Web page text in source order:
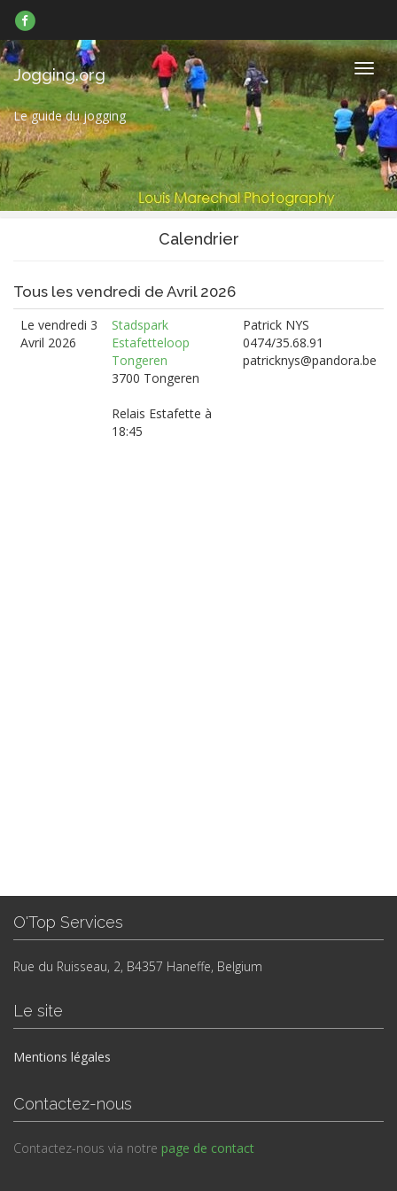
sur
Facebook
Jogging.org
Le guide du jogging
Calendrier
Tous les vendredi de Avril 2026
Le vendredi 3
Avril 2026
Stadspark
Estafetteloop
Tongeren
3700 Tongeren
Relais Estafette à
18:45
Patrick NYS
0474/35.68.91
patricknys@pandora.be
O'Top Services
Rue du Ruisseau, 2, B4357 Haneffe, Belgium
Le site
Mentions légales
Contactez-nous
Contactez-nous via notre page de contact